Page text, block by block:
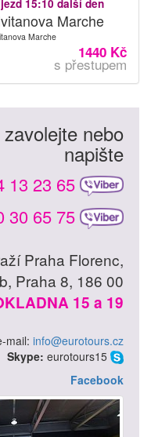
15:10 další den
Marche
Marche
1440 Kč
s přestupem
nebo
napište
13 23 65
30 65 75
Praha Florenc,
Praha 8, 186 00
15 a 19
mail: info@eurotours.cz
Skype: eurotours15
Facebook